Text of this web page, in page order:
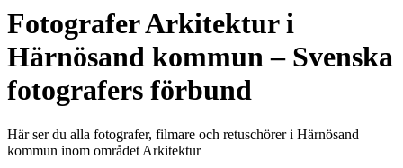
FotograferArkitekturi
Härnösand kommun– Svenska
fotografers förbund
Här ser du alla fotografer, filmare och retuschörer i Härnösand
kommun inom området Arkitektur